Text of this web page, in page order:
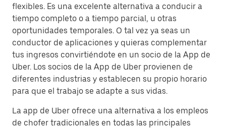
flexibles. Es una excelente alternativa a conducir a
tiempo completo o a tiempo parcial, u otras
oportunidades temporales. O tal vez ya seas un
conductor de aplicaciones y quieras complementar
tus ingresos convirtiéndote en un socio de la App de
Uber. Los socios de la App de Uber provienen de
diferentes industrias y establecen su propio horario
para que el trabajo se adapte a sus vidas.
La app de Uber ofrece una alternativa a los empleos
de chofer tradicionales en todas las principales